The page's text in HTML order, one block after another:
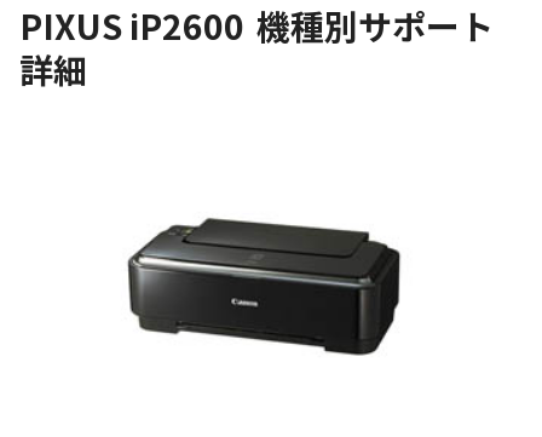
PIXUS iP2600 機種別サポート
詳細